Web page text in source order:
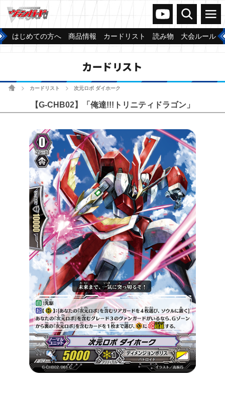
ヴァンガードch
検索 メニュー
はじめての方へ 商品情報 カードリスト 読み物 大会ルール
カードリスト
ホームカードリスト 次元ロボ ダイホーク
【G-CHB02】「俺達!!!トリニティドラゴン」